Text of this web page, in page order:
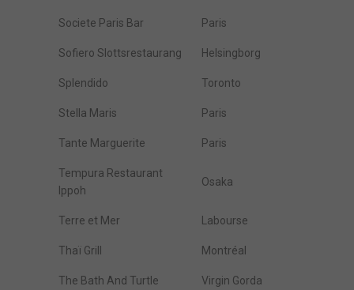
Societe Paris Bar Paris
Sofiero Slottsrestaurang Helsingborg
Splendido Toronto
Stella Maris Paris
Tante Marguerite Paris
Tempura Restaurant
Ippoh
Osaka
Terre et Mer Labourse
Thaï Grill Montréal
The Bath And Turtle Virgin Gorda